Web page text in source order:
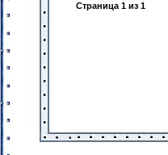
Страница 1 из 1